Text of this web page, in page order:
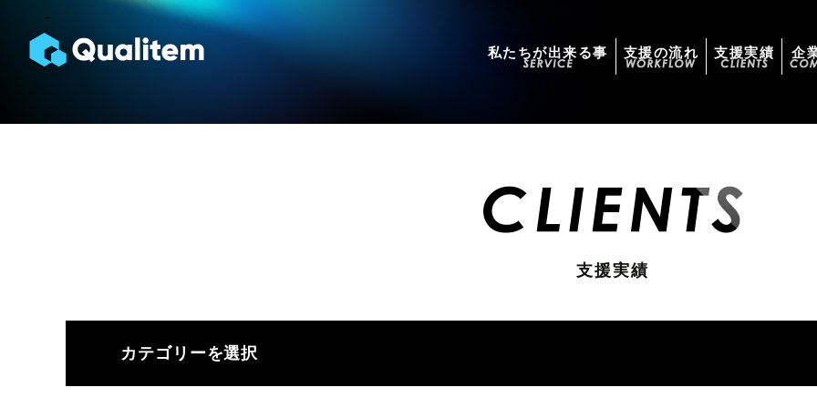
私たちが出来る事 支援の流れ 支援実績 企
支援実績
カテゴリーを選択